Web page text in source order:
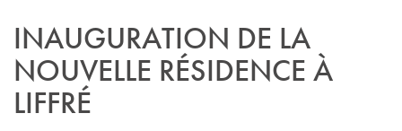
INAUGURATION DE LA
NOUVELLE RÉSIDENCE À
LIFFRÉ